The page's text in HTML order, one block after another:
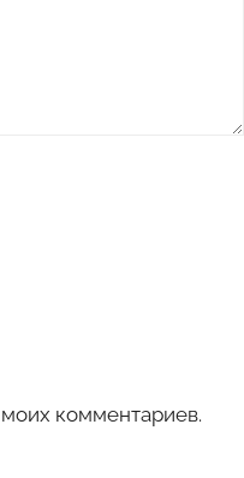
комментариев.